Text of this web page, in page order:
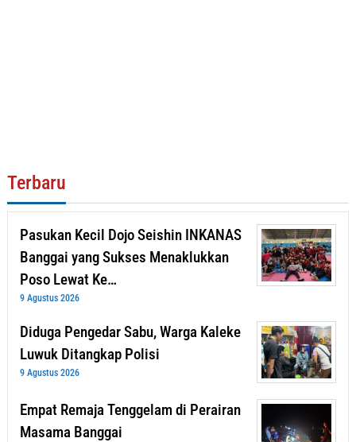
Terbaru
Pasukan Kecil Dojo Seishin INKANAS
Banggai yang Sukses Menaklukkan
Poso Lewat Ke…
9 Agustus 2026
Diduga Pengedar Sabu, Warga Kaleke
Luwuk Ditangkap Polisi
9 Agustus 2026
Empat Remaja Tenggelam di Perairan
Masama Banggai